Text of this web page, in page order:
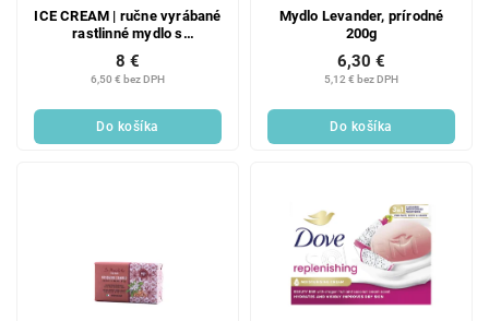
ICE CREAM | ručne vyrábané
rastlinné mydlo s
glycerínom | 85 g
6,50 € bez DPH
8 €
Do košíka
Mydlo Levander, prírodné
200g
5,12 € bez DPH
6,30 €
Do košíka